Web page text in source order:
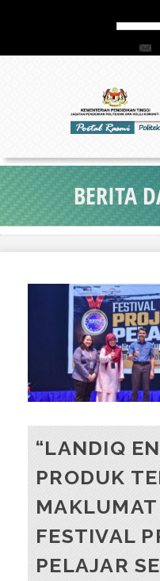
BERITA
“LANDIQ
PRODUK
FESTIVAL
PELAJAR